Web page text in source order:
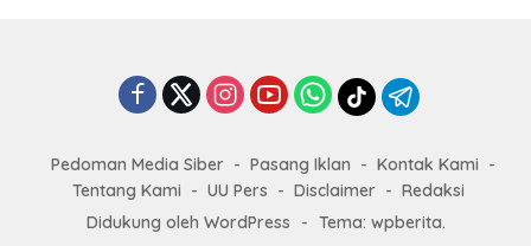
Pedoman Media Siber Pasang Iklan
Kontak Kami
Tentang Kami
UU Pers Disclaimer
Redaksi
Didukung oleh WordPress
- Tema: wpberita.